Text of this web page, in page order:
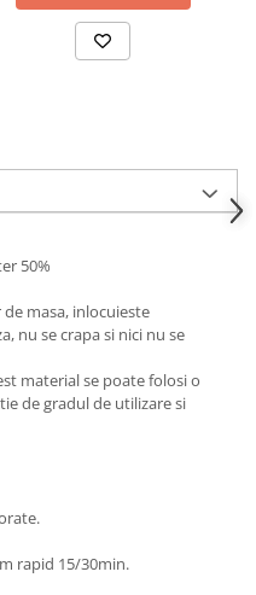
50%
masa, inlocuieste
nu se crapa si nici nu se
material se poate folosi o
de gradul de utilizare si
rapid 15/30min.